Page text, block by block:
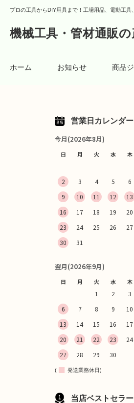
プロの工具からDIY用具まで！工場用品、電動工
機械工具・管材通販
ホーム お知らせ 商品
営業日カレンダー
今月(2026年8月)
日 月 火 水 木
2
3 4 5 6
9
10 11 12 13
16
17 18 19 20
23
24 25 26 27
30
31
翌月(2026年9月)
日 月 火 水 木
1 2 3
6
7 8 9 10
13
14 15 16 17
20
21 22 23 24
27
28 29 30
( 発送業務休日)
当店ベストセラー